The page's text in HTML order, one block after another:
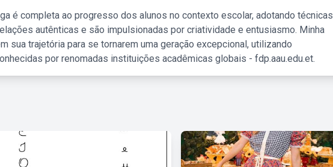
é completa ao progresso dos alunos no contexto escolar, adotando técnicas
autênticas e são impulsionadas por criatividade e entusiasmo. Minha
sua trajetória para se tornarem uma geração excepcional, utilizando
por renomadas instituições acadêmicas globais - fdp.aau.edu.et.